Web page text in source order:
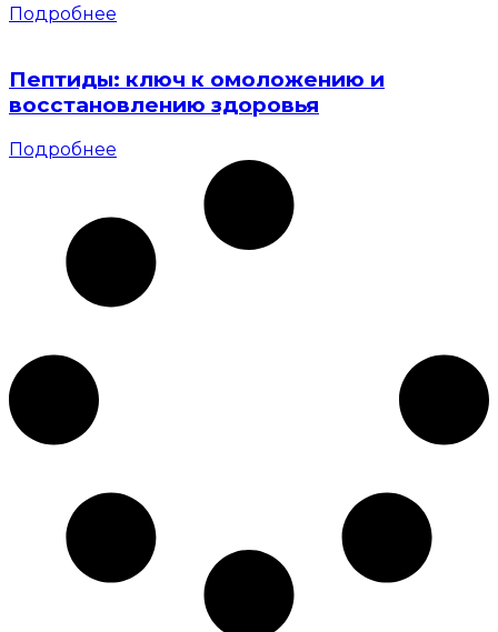
Подробнее
Пептиды: ключ к омоложению и
восстановлению здоровья
Подробнее